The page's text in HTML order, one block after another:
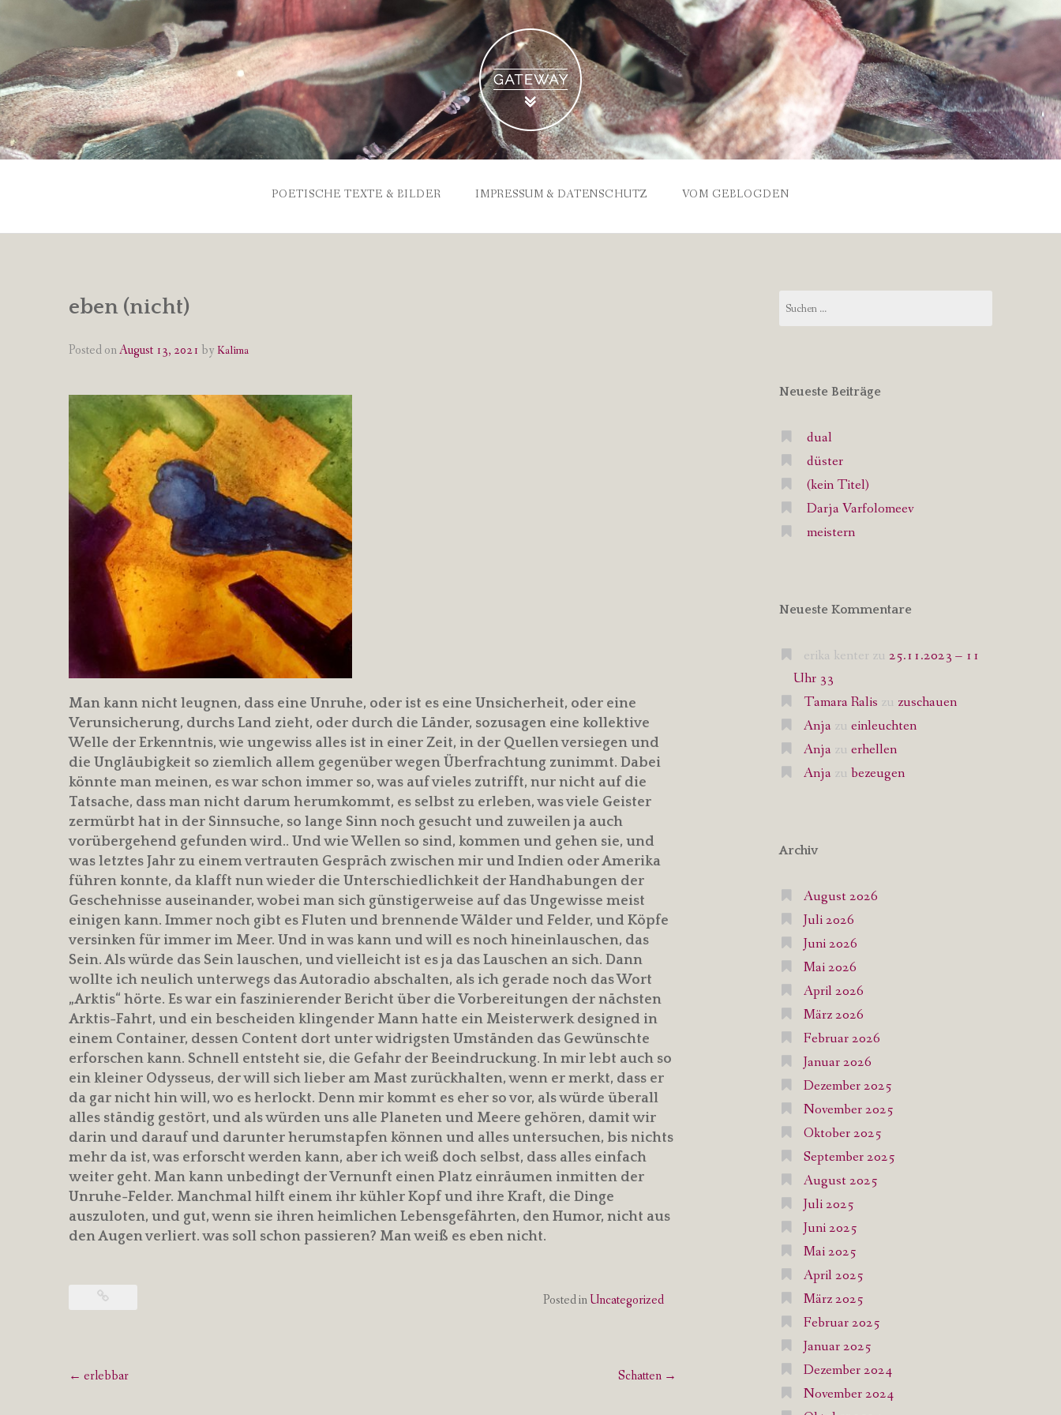
POETISCHE TEXTE & BILDER IMPRESSUM & DATENSCHUTZ VOM GEBLOGDEN
eben (nicht)
Posted onAugust 13, 2021 by Kalima
Man kann nicht leugnen, dass eine Unruhe, oder ist es eine Unsicherheit, oder eine
Verunsicherung, durchs Land zieht, oder durch die Länder, sozusagen eine kollektive
Welle der Erkenntnis, wie ungewiss alles ist in einer Zeit, in der Quellen versiegen und
die Ungläubigkeit so ziemlich allem gegenüber wegen Überfrachtung zunimmt. Dabei
könnte man meinen, es war schon immer so, was auf vieles zutrifft, nur nicht auf die
Tatsache, dass man nicht darum herumkommt, es selbst zu erleben, was viele Geister
zermürbt hat in der Sinnsuche, so lange Sinn noch gesucht und zuweilen ja auch
vorübergehend gefunden wird.. Und wie Wellen so sind, kommen und gehen sie, und
was letztes Jahr zu einem vertrauten Gespräch zwischen mir und Indien oder Amerika
führen konnte, da klafft nun wieder die Unterschiedlichkeit der Handhabungen der
Geschehnisse auseinander, wobei man sich günstigerweise auf das Ungewisse meist
einigen kann. Immer noch gibt es Fluten und brennende Wälder und Felder, und Köpfe
versinken für immer im Meer. Und in was kann und will es noch hineinlauschen, das
Sein. Als würde das Sein lauschen, und vielleicht ist es ja das Lauschen an sich. Dann
wollte ich neulich unterwegs das Autoradio abschalten, als ich gerade noch das Wort
„Arktis“ hörte. Es war ein faszinierender Bericht über die Vorbereitungen der nächsten
Arktis-Fahrt, und ein bescheiden klingender Mann hatte ein Meisterwerk designed in
einem Container, dessen Content dort unter widrigsten Umständen das Gewünschte
erforschen kann. Schnell entsteht sie, die Gefahr der Beeindruckung. In mir lebt auch so
ein kleiner Odysseus, der will sich lieber am Mast zurückhalten, wenn er merkt, dass er
da gar nicht hin will, wo es herlockt. Denn mir kommt es eher so vor, als würde überall
alles ständig gestört, und als würden uns alle Planeten und Meere gehören, damit wir
darin und darauf und darunter herumstapfen können und alles untersuchen, bis nichts
mehr da ist, was erforscht werden kann, aber ich weiß doch selbst, dass alles einfach
weiter geht. Man kann unbedingt der Vernunft einen Platz einräumen inmitten der
Unruhe-Felder. Manchmal hilft einem ihr kühler Kopf und ihre Kraft, die Dinge
auszuloten, und gut, wenn sie ihren heimlichen Lebensgefährten, den Humor, nicht aus
den Augen verliert. was soll schon passieren? Man weiß es eben nicht.
Posted inUncategorized
Post
← erlebbar Schatten →
nach:
Neueste Beiträge
dual
düster
(kein Titel)
Darja Varfolomeev
meistern
Neueste Kommentare
erika kenter zu 25.11.2023 – 11
Uhr 33
Tamara Ralis zu zuschauen
Anja zu einleuchten
Anja zu erhellen
Anja zu bezeugen
Archiv
August 2026
Juli 2026
Juni 2026
Mai 2026
April 2026
März 2026
Februar 2026
Januar 2026
Dezember 2025
November 2025
Oktober 2025
September 2025
August 2025
Juli 2025
Juni 2025
Mai 2025
April 2025
März 2025
Februar 2025
Januar 2025
Dezember 2024
November 2024